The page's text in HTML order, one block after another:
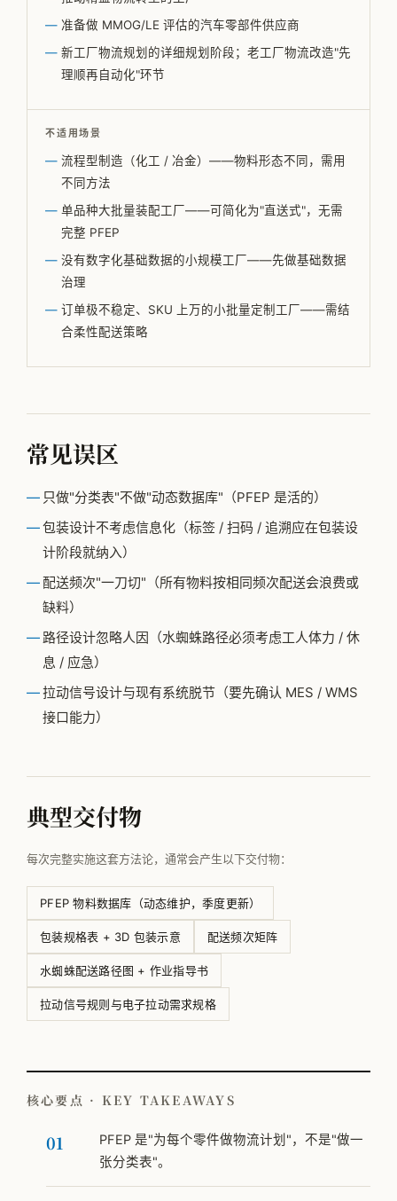
准备做 MMOG/LE 评估的汽车零部件供应商
新工厂物流规划的详细规划阶段；老工厂物流改造"先
理顺再自动化"环节
不适用场景
流程型制造（化工 / 冶金）——物料形态不同，需用
不同方法
单品种大批量装配工厂——可简化为"直送式"，无需
完整 PFEP
没有数字化基础数据的小规模工厂——先做基础数据
治理
订单极不稳定、SKU 上万的小批量定制工厂——需结
合柔性配送策略
常见误区
只做"分类表"不做"动态数据库"（PFEP 是活的）
包装设计不考虑信息化（标签 / 扫码 / 追溯应在包装设
计阶段就纳入）
配送频次"一刀切"（所有物料按相同频次配送会浪费或
缺料）
路径设计忽略人因（水蜘蛛路径必须考虑工人体力 / 休
息 / 应急）
拉动信号设计与现有系统脱节（要先确认 MES / WMS
接口能力）
典型交付物
每次完整实施这套方法论，通常会产生以下交付物：
PFEP 物料数据库（动态维护，季度更新）
包装规格表 + 3D 包装示意 配送频次矩阵
水蜘蛛配送路径图 + 作业指导书
拉动信号规则与电子拉动需求规格
核心要点 · KEY TAKEAWAYS
PFEP 是"为每个零件做物流计划"，不是"做一
张分类表"。